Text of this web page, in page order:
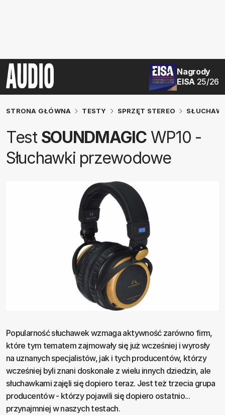
Nagrody
EISA 25/26
STRONA GŁÓWNA TESTY SPRZĘT STEREO
Test SOUNDMAGICWP10 -
Słuchawki przewodowe
Popularność słuchawek wzmaga aktywność zarówno firm,
które tym tematem zajmowały się już wcześniej i wyrosły
na uznanych specjalistów, jak i tych producentów, którzy
wcześniej byli znani doskonale z wielu innych dziedzin, ale
słuchawkami zajęli się dopiero teraz. Jest też trzecia grupa
producentów - którzy pojawili się dopiero ostatnio...
przynajmniej w naszych testach.